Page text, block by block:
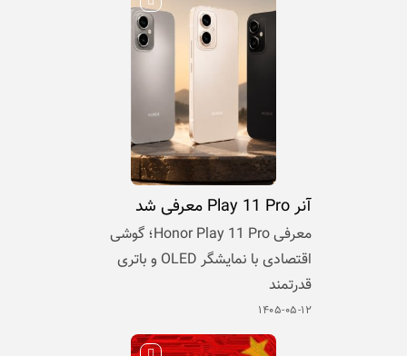
آنر Play 11 Pro معرفی شد
معرفی Honor Play 11 Pro؛ گوشی
اقتصادی با نمایشگر OLED و باتری
قدرتمند
۱۴۰۵-۰۵-۱۲